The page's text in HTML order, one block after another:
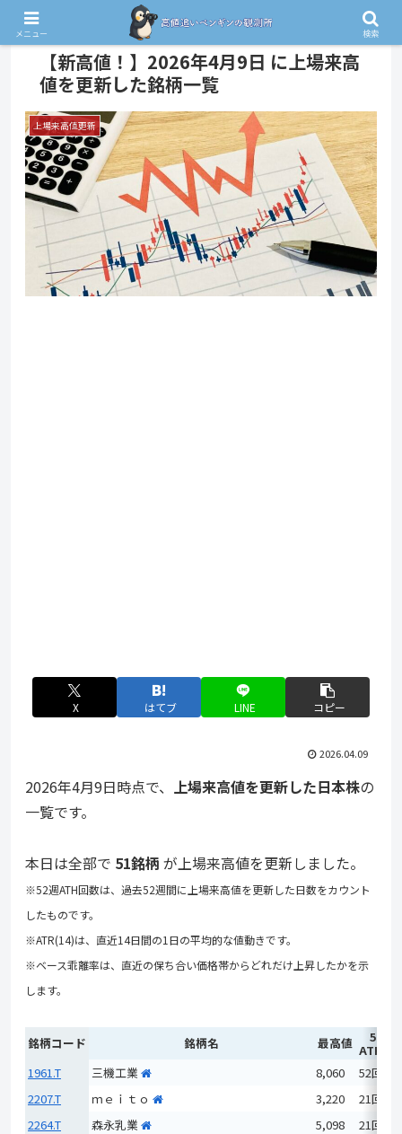
PR
【新高値！】2026年4月9日 に上場来高
値を更新した銘柄一覧
上場来高値更新
X はてブ LINE コピー
2026.04.09
2026年4月9日時点で、 上場来高値を更新した日本株の
一覧です。
本日は全部で 51銘柄 が上場来高値を更新しました。
※52週ATH回数は、過去52週間に上場来高値を更新した日数をカウント
したものです。
※ATR(14)は、直近14日間の1日の平均的な値動きです。
※ベース乖離率は、直近の保ち合い価格帯からどれだけ上昇したかを示
します。
銘柄コード 銘柄名 最高値 52週
ATH回
1961.T
三機工業 8,060
52回
2207.T
ｍｅｉｔｏ 3,220
21回
2264.T
森永乳業 5,098
21回
メニュー 検索